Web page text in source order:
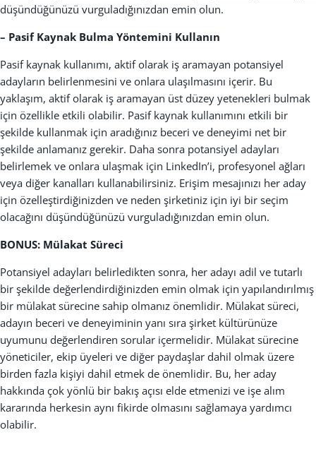
düşündüğünüzü vurguladığınızdan emin olun.
– Pasif Kaynak Bulma Yöntemini Kullanın
Pasif kaynak kullanımı, aktif olarak iş aramayan potansiyel
adayların belirlenmesini ve onlara ulaşılmasını içerir. Bu
yaklaşım, aktif olarak iş aramayan üst düzey yetenekleri bulmak
için özellikle etkili olabilir. Pasif kaynak kullanımını etkili bir
şekilde kullanmak için aradığınız beceri ve deneyimi net bir
şekilde anlamanız gerekir. Daha sonra potansiyel adayları
belirlemek ve onlara ulaşmak için LinkedIn’i, profesyonel ağları
veya diğer kanalları kullanabilirsiniz. Erişim mesajınızı her aday
için özelleştirdiğinizden ve neden şirketiniz için iyi bir seçim
olacağını düşündüğünüzü vurguladığınızdan emin olun.
BONUS: Mülakat Süreci
Potansiyel adayları belirledikten sonra, her adayı adil ve tutarlı
bir şekilde değerlendirdiğinizden emin olmak için yapılandırılmış
bir mülakat sürecine sahip olmanız önemlidir. Mülakat süreci,
adayın beceri ve deneyiminin yanı sıra şirket kültürünüze
uyumunu değerlendiren sorular içermelidir. Mülakat sürecine
yöneticiler, ekip üyeleri ve diğer paydaşlar dahil olmak üzere
birden fazla kişiyi dahil etmek de önemlidir. Bu, her aday
hakkında çok yönlü bir bakış açısı elde etmenizi ve işe alım
kararında herkesin aynı fikirde olmasını sağlamaya yardımcı
olabilir.